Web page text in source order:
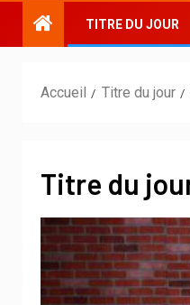
TITRE DU JOUR
Accueil Titre du jour
Titre du